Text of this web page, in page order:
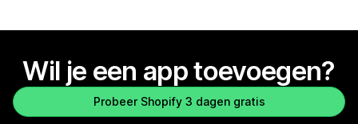
Wil je een app toevoegen?
Probeer Shopify 3 dagen gratis